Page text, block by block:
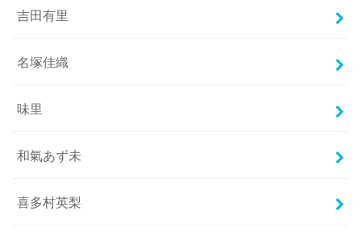
吉田有里
名塚佳織
味里
和氣あず未
喜多村英梨